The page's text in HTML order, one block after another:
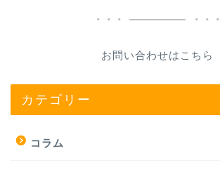
お問い合わせはこちら
カテゴリー
コラム